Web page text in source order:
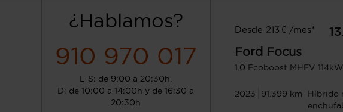
¿Hablamos?
910 970 017
L-S: de 9:00 a 20:30h.
D: de 10:00 a 14:00h y de 16:30 a
20:30h
Desde 213 € /mes*
Ford Focus
1.0 Ecoboost MHEV
2023 91.399 km
Híbrido